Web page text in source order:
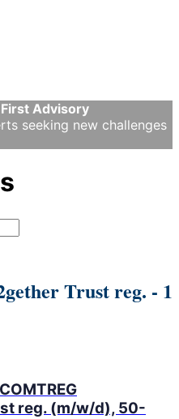
Advisory
seeking new challenges
Trust reg. - 1
reg. (m/w/d), 50-